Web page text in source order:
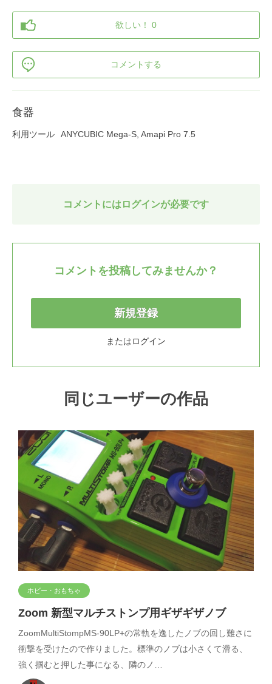
欲しい！ 0
コメントする
食器
利用ツール ANYCUBIC Mega-S, Amapi Pro 7.5
コメントにはログインが必要です
コメントを投稿してみませんか？
新規登録
またはログイン
同じユーザーの作品
ホビー・おもちゃ
Zoom 新型マルチストンプ用ギザギザノブ
ZoomMultiStompMS-90LP+の常軌を逸したノブの回し難さに
衝撃を受けたので作りました。標準のノブは小さくて滑る、
強く掴むと押した事になる、隣のノ…